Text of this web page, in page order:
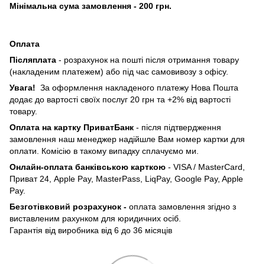
Мінімальна сума замовлення - 200 грн.
Оплата
Післяплата - розрахунок на пошті після отримання товару
(накладеним платежем) або під час самовивозу з офісу.
Увага! За оформлення накладеного платежу Нова Пошта
додає до вартості своїх послуг 20 грн та +2% від вартості
товару.
Оплата на картку ПриватБанк - після підтвердження
замовлення наш менеджер надійшле Вам номер картки для
оплати. Комісію в такому випадку сплачуємо ми.
Онлайн-оплата банківською карткою - VISA / MasterCard,
Приват 24, Apple Pay, MasterPass, LiqPay, Google Pay, Apple
Pay.
Безготівковий розрахунок - оплата замовлення згідно з
виставленим рахунком для юридичних осіб.
Гарантія від виробника від 6 до 36 місяців